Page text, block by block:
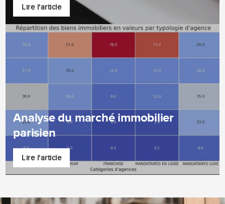
Lire l'article
Analyse du marché immobilier
parisien
Lire l'article